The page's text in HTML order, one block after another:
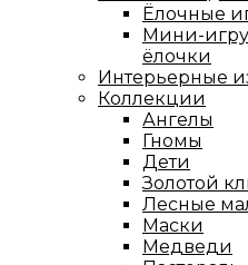
Ёлочные
Мини-
ёлочки
Интерьерные
Коллекции
Ангелы
Гномы
Дети
Золотой
Лесные
Маски
Медведи